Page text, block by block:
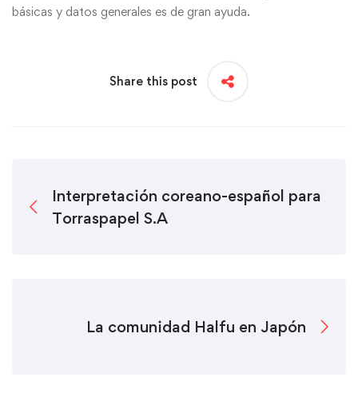
básicas y datos generales es de gran ayuda.
Share this post
Interpretación coreano-español para
Torraspapel S.A
La comunidad Halfu en Japón